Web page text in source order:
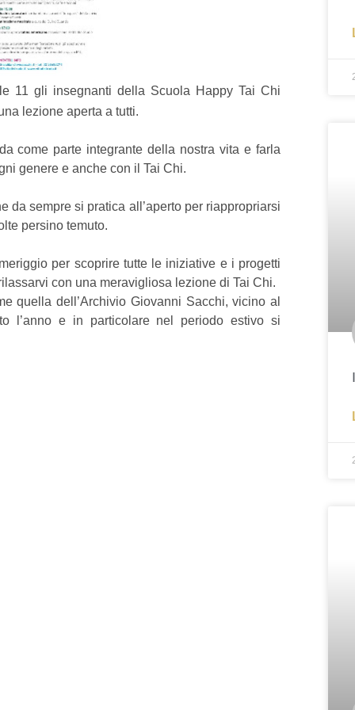
11 gli insegnanti della Scuola Happy Tai Chi
lezione aperta a tutti.
come parte integrante della nostra vita e farla
genere e anche con il Tai Chi.
da sempre si pratica all’aperto per riappropriarsi
persino temuto.
per scoprire tutte le iniziative e i progetti
con una meravigliosa lezione di Tai Chi.
quella dell’Archivio Giovanni Sacchi, vicino al
l’anno e in particolare nel periodo estivo si